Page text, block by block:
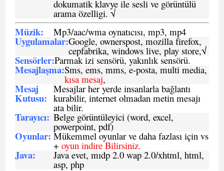
dokumatik klavye ile sesli ve görüntülü
arama özelligi. √
Müzik: Mp3/aac/wma oynatıcısı, mp3, mp4
Uygulamalar:Google, ownerspost, mozilla firefox,
cepfabrika, windows live, play store,√
Sensörler:Parmak izi sensörü, yakınlık sensörü.
Mesajlaşma:Sms, ems, mms, e-posta, multi media,
kısa mesaj,
Mesaj
Kutusu:
Mesajlar her yerde insanlarla bağlantı
kurabilir, internet olmadan metin mesajı
ata bilir.
Tarayıcı: Belge görüntüleyici (word, excel,
powerpoint, pdf)
Oyunlar: Mükemmel oyunlar ve daha fazlası için vs
+ oyun indire Bilirsiniz.
Java: Java evet, mıdp 2.0 wap 2.0/xhtml, html,
asp, php